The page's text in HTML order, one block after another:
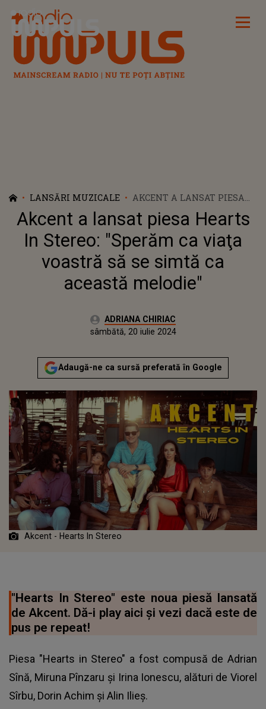
Radio Impuls
LANSĂRI MUZICALE
AKCENT A LANSAT PIESA
HEARTS IN STEREO:
"SPERĂM CA VIAŢA
VOASTRĂ SĂ SE SIMTĂ CA
ACEASTĂ MELODIE"
Akcent a lansat piesa Hearts
In Stereo: "Sperăm ca viaţa
voastră să se simtă ca
această melodie"
Autor:ADRIANA CHIRIAC
Publicat:
sâmbătă, 20 iulie 2024
Adaugă-ne ca sursă preferată în Google
Akcent - Hearts In Stereo
"Hearts In Stereo" este noua piesă lansată
de Akcent. Dă-i play aici și vezi dacă este de
pus pe repeat!
Piesa "Hearts in Stereo" a fost compusă de Adrian
Sînă, Miruna Pînzaru şi Irina Ionescu, alături de Viorel
Sîrbu, Dorin Achim şi Alin Ilieş.